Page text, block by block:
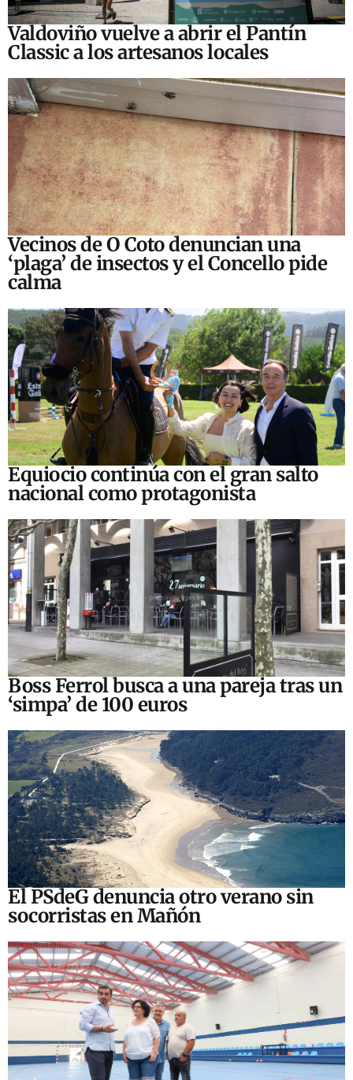
Valdoviño vuelve a abrir el Pantín
Classic a los artesanos locales
Vecinos de O Coto denuncian una
‘plaga’ de insectos y el Concello pide
calma
Equiocio continúa con el gran salto
nacional como protagonista
Boss Ferrol busca a una pareja tras un
‘simpa’ de 100 euros
El PSdeG denuncia otro verano sin
socorristas en Mañón